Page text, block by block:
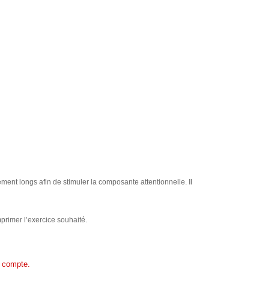
longs afin de stimuler la composante attentionnelle. Il
l’exercice souhaité.